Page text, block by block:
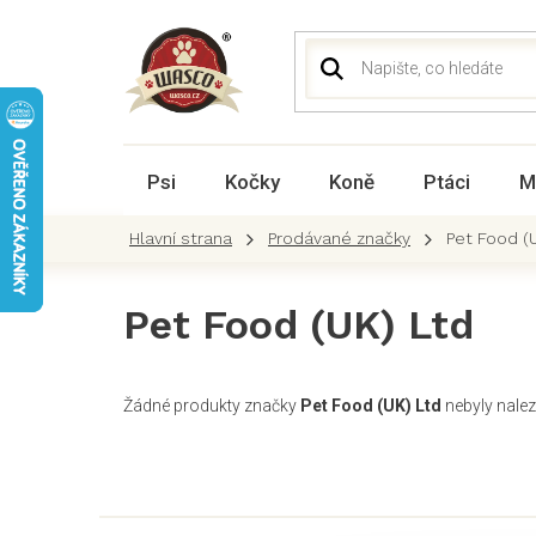
Psi Kočky Koně Ptáci
Prodávané značky Pet Food
Pet Food (UK) Ltd
Žádné produkty značky Pet Food (UK) Ltd nebyly